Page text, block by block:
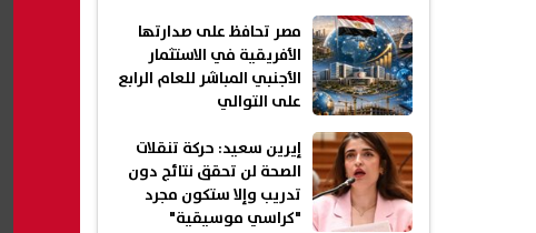
مصر تحافظ على صدارتها
الأفريقية في الاستثمار
الأجنبي المباشر للعام الرابع
على التوالي
إيرين سعيد: حركة تنقلات
الصحة لن تحقق نتائج دون
تدريب وإلا ستكون مجرد
"كراسي موسيقية"